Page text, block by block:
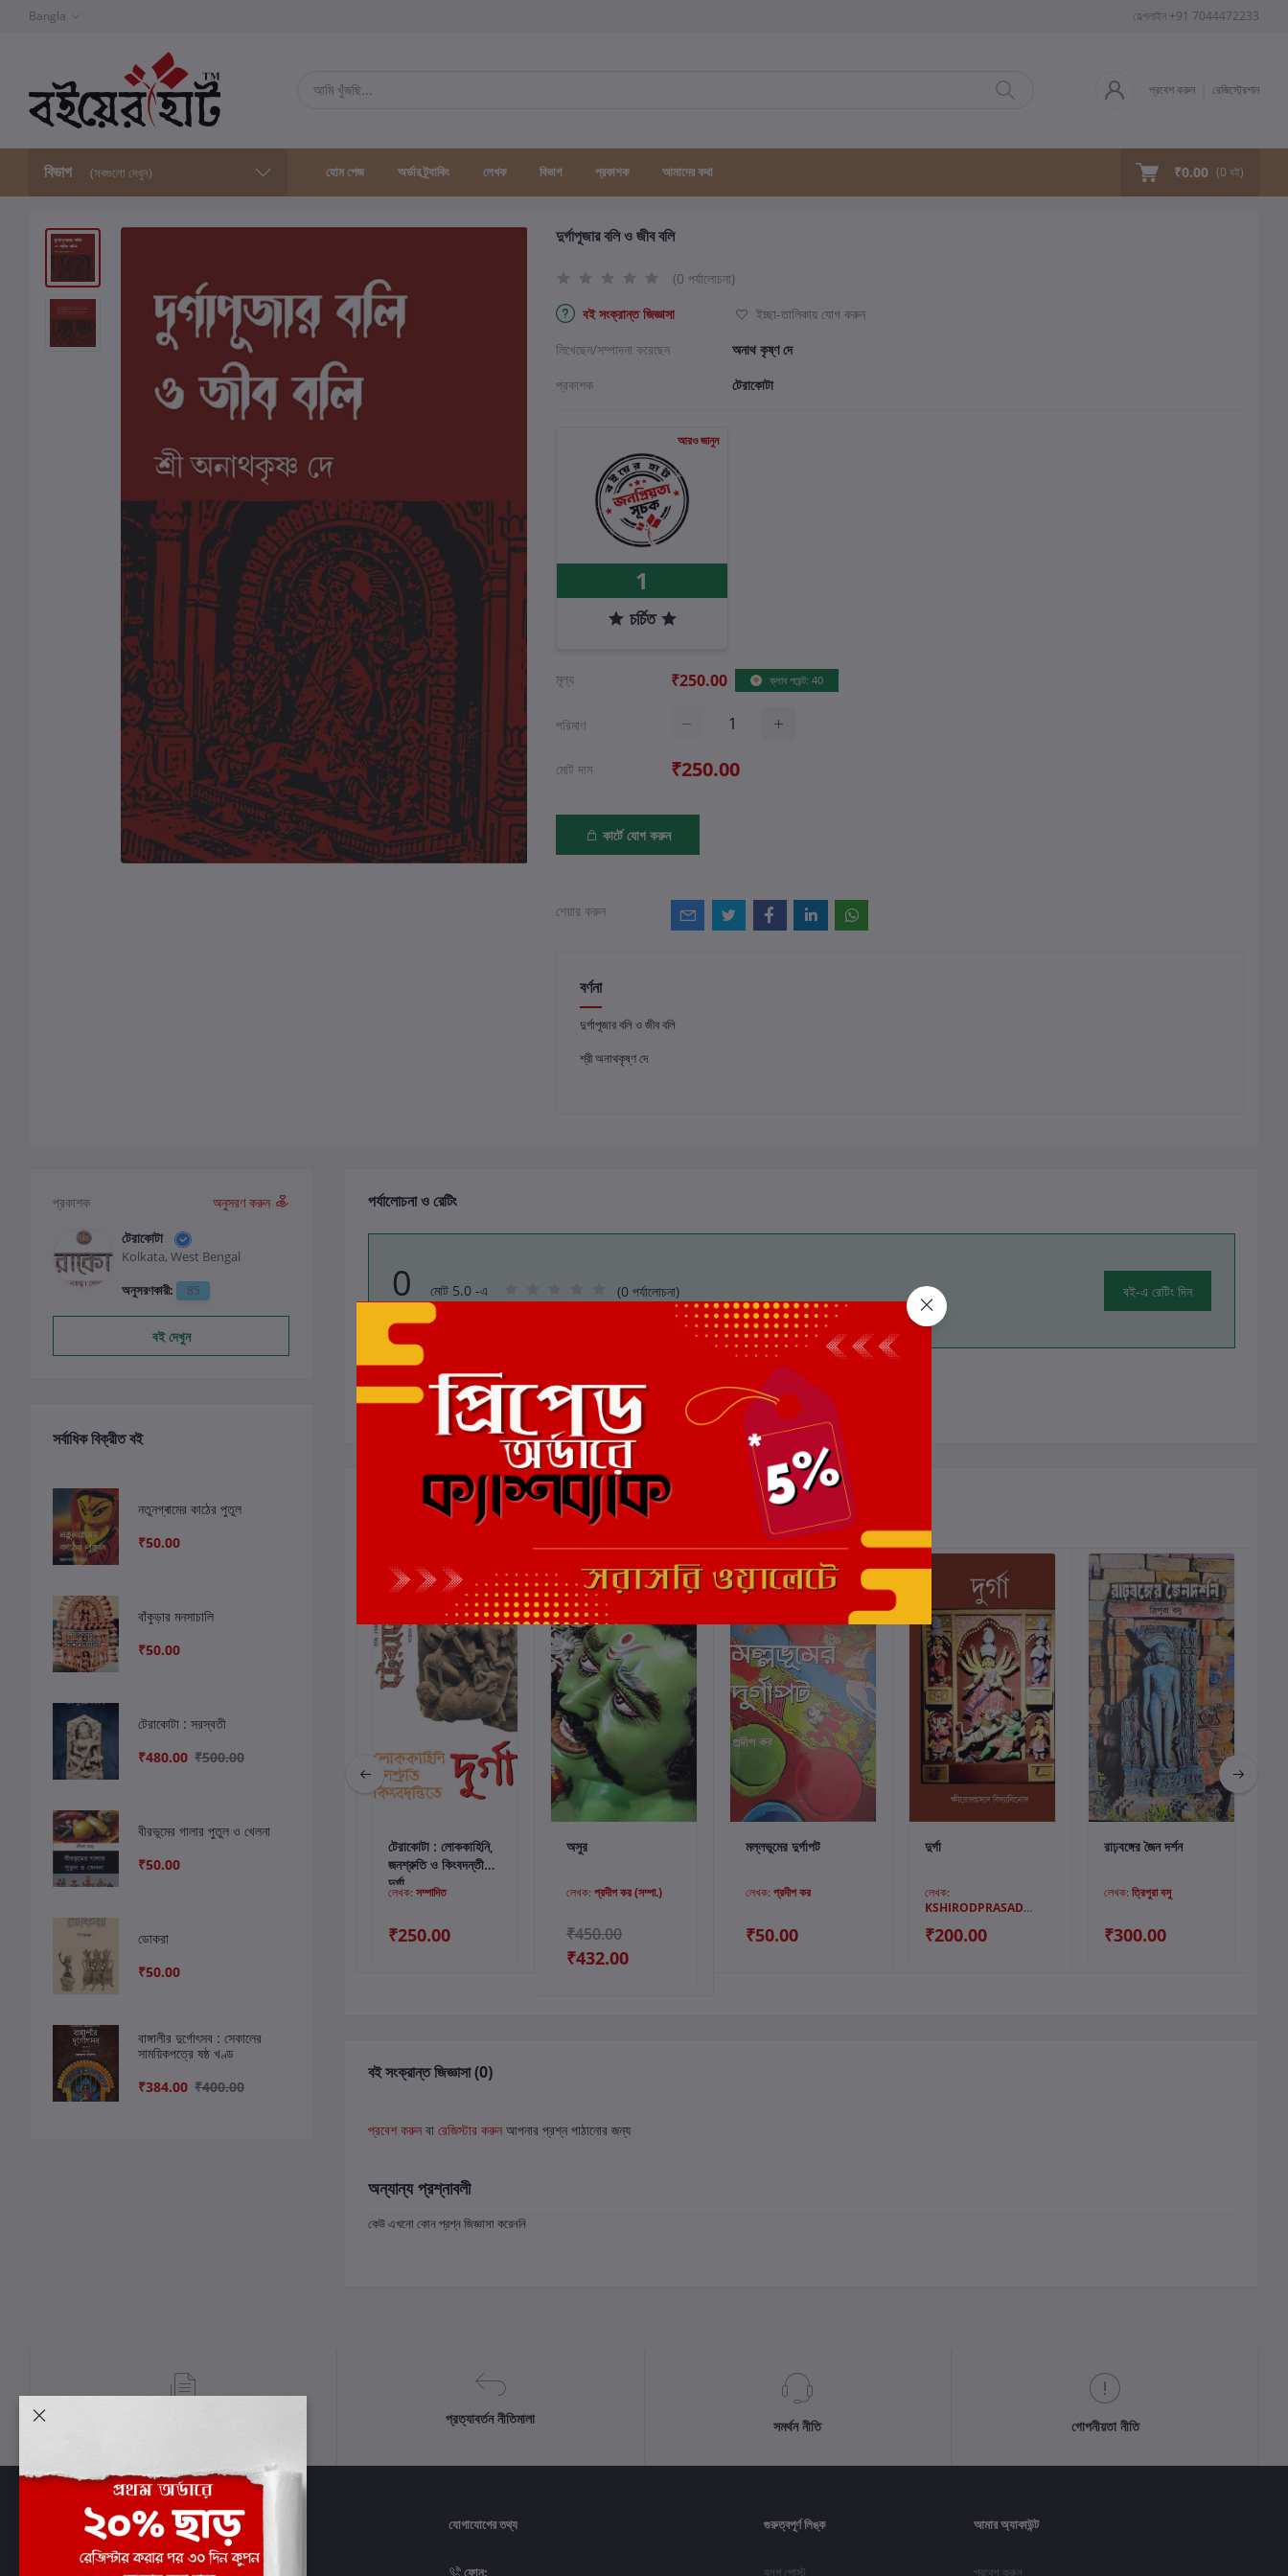
Bangla হেল্পলাইন +91 7044472233
প্রবেশ করুন রেজিস্ট্রেশান
বিভাগ (সবগুলো দেখুন) হোম পেজ অর্ডার ট্র্যাকিং লেখক বিভাগ প্রকাশক আমাদের কথা ₹0.00 (0 বই)
দুর্গাপূজার বলি ও জীব বলি
(0 পর্যালোচনা)
বই সংক্রান্ত জিজ্ঞাসা
ইচ্ছা-তালিকায় যোগ করুন
লিখেছেন/সম্পাদনা করেছেন
অনাথ কৃষ্ণ দে
প্রকাশক
টেরাকোটা
আরও জানুন
1
চর্চিত
মূল্য ₹250.00 ক্লাব পয়েন্ট: 40
পরিমাণ
মোট দাম ₹250.00
কার্টে যোগ করুন
শেয়ার করুন
বর্ণনা
দুর্গাপূজার বলি ও জীব বলি
শ্রী অনাথকৃষ্ণ দে
প্রকাশক
অনুসরণ করুন
টেরাকোটা
Kolkata, West Bengal
অনুসরণকারী:
85
বই দেখুন
সর্বাধিক বিক্রীত বই
নতুনগ্ৰামের কাঠের পুতুল
₹50.00
বাঁকুড়ার মনসাচালি
₹50.00
টেরাকোটা : সরস্বতী
₹480.00 ₹500.00
বীরভূমের গালার পুতুল ও খেলনা
₹50.00
ডোকরা
₹50.00
বাঙ্গালীর দুর্গোৎসব : সেকালের
সাময়িকপত্রে ষষ্ঠ খণ্ড
₹384.00 ₹400.00
পর্যালোচনা ও রেটিং
0 মোট 5.0 -এ (0 পর্যালোচনা) বই-এ রেটিং দিন
এই বইয়ের জন্য এখনও কোন পর্যালোচনা নেই
কার্টে যোগ করুন
গণপতির অন্বেষণে
লেখক:ইন্দ্রাণী সেন
₹500.00
₹480.00
কার্টে যোগ করুন
টেরাকোটা : লোককাহিনি,
জনশ্রুতি ও কিংবদন্তীতে
দুর্গা
লেখক: সম্পাদিত
₹250.00
ছাড় 4%
অসুর
লেখক: প্রদীপ কর (সম্পা.)
₹450.00
₹432.00
কার্টে যোগ করুন
মল্লভূমের দুর্গাপট
লেখক: প্রদীপ কর
₹50.00
দুর্গা
লেখক:
KSHIRODPRASAD
₹200.00
কার্টে যোগ করুন
রাঢ়বঙ্গের জৈন দর্শন
লেখক: ত্রিপুরা বসু
₹300.00
বই সংক্রান্ত জিজ্ঞাসা (0)
প্রবেশ করুন বা রেজিস্টার করুন আপনার প্রশ্ন পাঠানোর জন্য
অন্যান্য প্রশ্নাবলী
কেউ এখনো কোন প্রশ্ন জিজ্ঞাসা করেননি
প্রত্যাবর্তন নীতিমালা সমর্থন নীতি গোপনীয়তা নীতি
যোগাযোগের তথ্য
ফোন:
গুরুত্বপূর্ণ লিঙ্ক
ব্লগ পোস্ট
আমার অ্যাকাউন্ট
প্রবেশ করুন